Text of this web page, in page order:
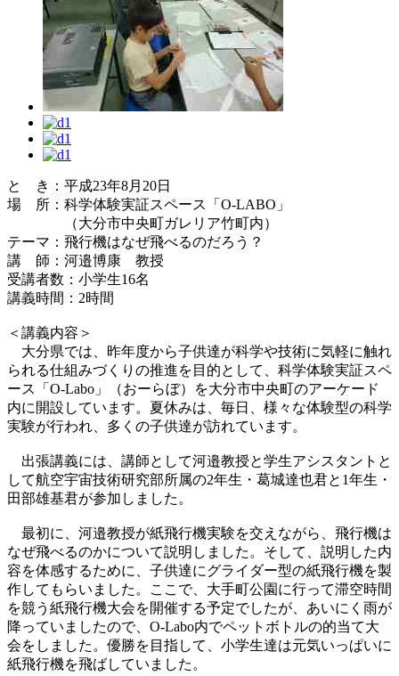
と き：平成23年8月20日
場 所：科学体験実証スペース「O-LABO」
（大分市中央町ガレリア竹町内）
テーマ：飛行機はなぜ飛べるのだろう？
講 師：河邉博康 教授
受講者数：小学生16名
講義時間：2時間
＜講義内容＞
大分県では、昨年度から子供達が科学や技術に気軽に触れ
られる仕組みづくりの推進を目的として、科学体験実証スペ
ース「O-Labo」（おーらぼ）を大分市中央町のアーケード
内に開設しています。夏休みは、毎日、様々な体験型の科学
実験が行われ、多くの子供達が訪れています。
出張講義には、講師として河邉教授と学生アシスタントと
して航空宇宙技術研究部所属の2年生・葛城達也君と1年生・
田部雄基君が参加しました。
最初に、河邉教授が紙飛行機実験を交えながら、飛行機は
なぜ飛べるのかについて説明しました。そして、説明した内
容を体感するために、子供達にグライダー型の紙飛行機を製
作してもらいました。ここで、大手町公園に行って滞空時間
を競う紙飛行機大会を開催する予定でしたが、あいにく雨が
降っていましたので、O-Labo内でペットボトルの的当て大
会をしました。優勝を目指して、小学生達は元気いっぱいに
紙飛行機を飛ばしていました。